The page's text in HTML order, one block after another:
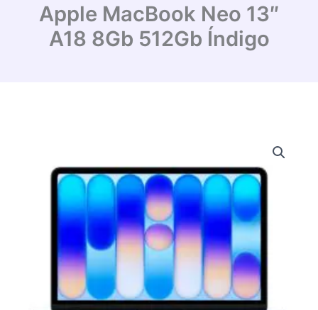
Apple MacBook Neo 13″
A18 8Gb 512Gb Índigo